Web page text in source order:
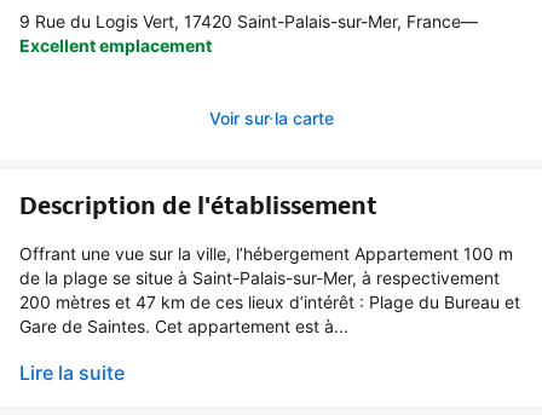
9 Rue du Logis Vert, 17420 Saint-Palais-sur-Mer, France—
Excellent emplacement
Voir sur la carte
Description de l'établissement
Offrant une vue sur la ville, l’hébergement Appartement 100 m
de la plage se situe à Saint-Palais-sur-Mer, à respectivement
200 mètres et 47 km de ces lieux d’intérêt : Plage du Bureau et
Gare de Saintes. Cet appartement est à...
Lire la suite